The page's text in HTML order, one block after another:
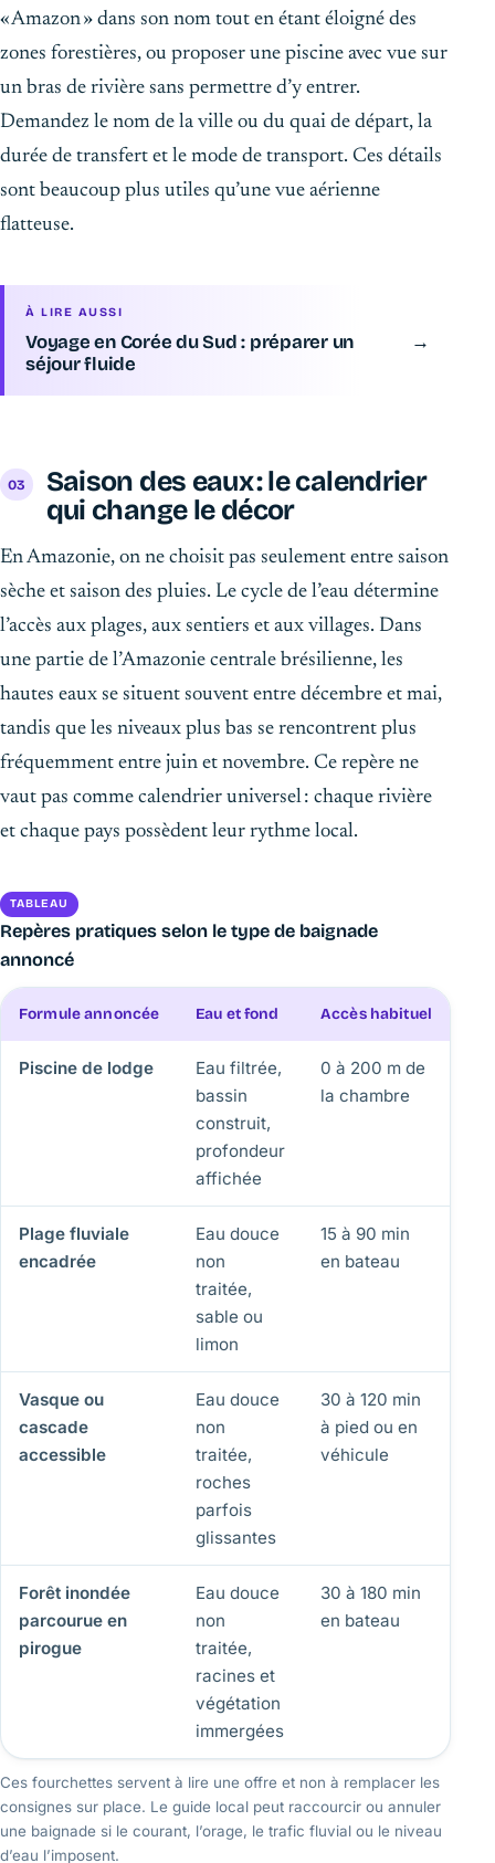
« Amazon » dans son nom tout en étant éloigné des
zones forestières, ou proposer une piscine avec vue sur
un bras de rivière sans permettre d’y entrer.
Demandez le nom de la ville ou du quai de départ, la
durée de transfert et le mode de transport. Ces détails
sont beaucoup plus utiles qu’une vue aérienne
flatteuse.
À LIRE AUSSI
Voyage en Corée du Sud : préparer un
séjour fluide
→
Saison des eaux : le calendrier
qui change le décor
En Amazonie, on ne choisit pas seulement entre saison
sèche et saison des pluies. Le cycle de l’eau détermine
l’accès aux plages, aux sentiers et aux villages. Dans
une partie de l’Amazonie centrale brésilienne, les
hautes eaux se situent souvent entre décembre et mai,
tandis que les niveaux plus bas se rencontrent plus
fréquemment entre juin et novembre. Ce repère ne
vaut pas comme calendrier universel : chaque rivière
et chaque pays possèdent leur rythme local.
TABLEAU
Repères pratiques selon le type de baignade
annoncé
Formule annoncée Eau et fond Accès habituel
Piscine de lodge
Eau filtrée,
bassin
construit,
profondeur
affichée
0 à 200 m de
la chambre
Plage fluviale
encadrée
Eau douce
non
traitée,
sable ou
limon
15 à 90 min
en bateau
Vasque ou
cascade
accessible
Eau douce
non
traitée,
roches
parfois
glissantes
30 à 120 min
à pied ou en
véhicule
Forêt inondée
parcourue en
pirogue
Eau douce
non
traitée,
racines et
végétation
immergées
30 à 180 min
en bateau
Ces fourchettes servent à lire une offre et non à remplacer les
consignes sur place. Le guide local peut raccourcir ou annuler
une baignade si le courant, l’orage, le trafic fluvial ou le niveau
d’eau l’imposent.